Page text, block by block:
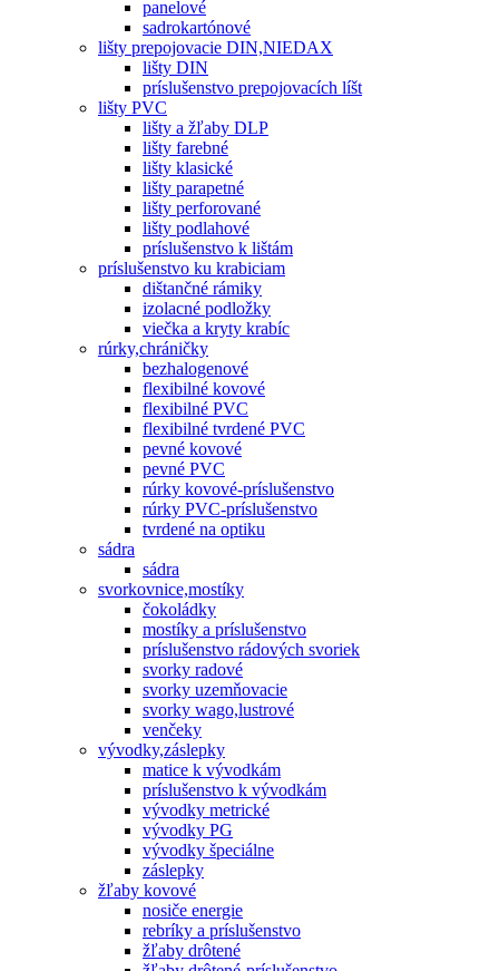
panelové
sadrokartónové
lišty prepojovacie DIN,NIEDAX
lišty DIN
príslušenstvo prepojovacích líšt
lišty PVC
lišty a žľaby DLP
lišty farebné
lišty klasické
lišty parapetné
lišty perforované
lišty podlahové
príslušenstvo k lištám
príslušenstvo ku krabiciam
dištančné rámiky
izolacné podložky
viečka a kryty krabíc
rúrky,chráničky
bezhalogenové
flexibilné kovové
flexibilné PVC
flexibilné tvrdené PVC
pevné kovové
pevné PVC
rúrky kovové-príslušenstvo
rúrky PVC-príslušenstvo
tvrdené na optiku
sádra
sádra
svorkovnice,mostíky
čokoládky
mostíky a príslušenstvo
príslušenstvo rádových svoriek
svorky radové
svorky uzemňovacie
svorky wago,lustrové
venčeky
vývodky,záslepky
matice k vývodkám
príslušenstvo k vývodkám
vývodky metrické
vývodky PG
vývodky špeciálne
záslepky
žľaby kovové
nosiče energie
rebríky a príslušenstvo
žľaby drôtené